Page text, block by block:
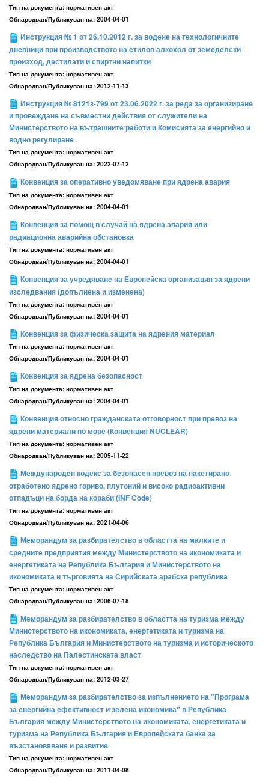
Тип на документа: нормативен акт
Обнародван/Публикуван на: 2004-04-01
Инструкция № 1 от 26.10.2012 г. за водене на технологичните
дневници при производството на етилов алкохол от земеделски
произход, дестилати и спиртни напитки
Тип на документа: нормативен акт
Обнародван/Публикуван на: 2012-11-13
Инструкция № 8121з-799 от 23.06.2022 г. за реда за организиране
и провеждане на съвместни действия от служители на
Министерството на вътрешните работи и Комисията за енергийно и
водно регулиране
Тип на документа: нормативен акт
Обнародван/Публикуван на: 2022-07-12
Конвенция за оперативно уведомяване при ядрена авария
Тип на документа: нормативен акт
Обнародван/Публикуван на: 2004-04-01
Конвенция за помощ в случай на ядрена авария или
радиационна аварийна обстановка
Тип на документа: нормативен акт
Обнародван/Публикуван на: 2004-04-01
Конвенция за учредяване на Европейска организация за ядрени
изследвания (допълнена и изменена)
Тип на документа: нормативен акт
Обнародван/Публикуван на: 2004-04-01
Конвенция за физическа защита на ядрения материал
Тип на документа: нормативен акт
Обнародван/Публикуван на: 2004-04-01
Конвенция за ядрена безопасност
Тип на документа: нормативен акт
Обнародван/Публикуван на: 2004-04-01
Конвенция относно гражданската отговорност при превоз на
ядрени материали по море (Конвенция NUCLEAR)
Тип на документа: нормативен акт
Обнародван/Публикуван на: 2005-11-22
Международeн кодекс за безопасен превоз на пакетирано
отработено ядрено гориво, плутоний и високо радиоактивни
отпадъци на борда на кораби (INF Code)
Тип на документа: нормативен акт
Обнародван/Публикуван на: 2021-04-06
Меморандум за разбирателство в областта на малките и
средните предприятия между Министерството на икономиката и
енергетиката на Република България и Министерството на
икономиката и търговията на Сирийската арабска република
Тип на документа: нормативен акт
Обнародван/Публикуван на: 2006-07-18
Меморандум за разбирателство в областта на туризма между
Министерството на икономиката, енергетиката и туризма на
Република България и Министерството на туризма и историческото
наследство на Палестинската власт
Тип на документа: нормативен акт
Обнародван/Публикуван на: 2012-03-27
Меморандум за разбирателство за изпълнението на "Програма
за енергийна ефективност и зелена икономика" в Република
България между Министерството на икономиката, енергетиката и
туризма на Република България и Европейската банка за
възстановяване и развитие
Тип на документа: нормативен акт
Обнародван/Публикуван на: 2011-04-08